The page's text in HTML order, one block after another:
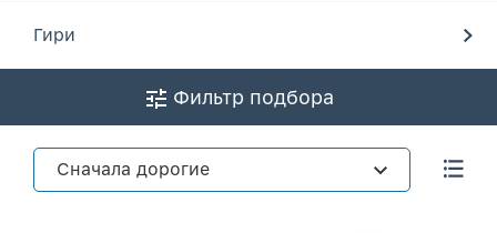
Гири
Фильтр подбора
Сначала дорогие